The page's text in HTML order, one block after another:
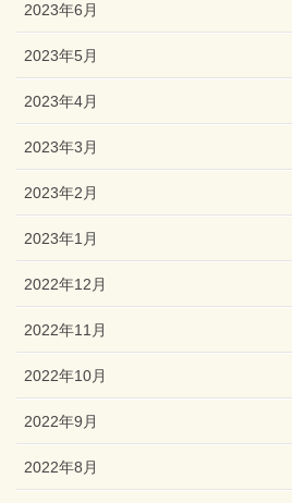
2023年6月
2023年5月
2023年4月
2023年3月
2023年2月
2023年1月
2022年12月
2022年11月
2022年10月
2022年9月
2022年8月